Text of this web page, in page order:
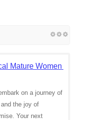
Mature Women in
on a journey of
the joy of
Your next